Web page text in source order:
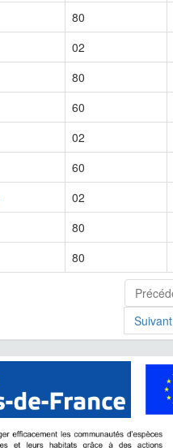
80
02
80
60
02
60
02
80
80
Suivant